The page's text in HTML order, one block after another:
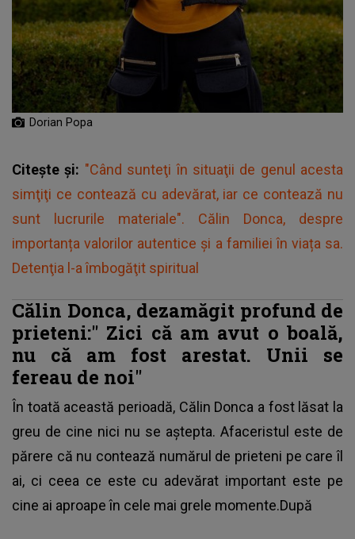
Dorian Popa
Citește și: "Când sunteţi în situaţii de genul acesta
simţiţi ce contează cu adevărat, iar ce contează nu
sunt lucrurile materiale". Călin Donca, despre
importanța valorilor autentice și a familiei în viața sa.
Detenţia l-a îmbogăţit spiritual
Călin Donca, dezamăgit profund de
prieteni:" Zici că am avut o boală,
nu că am fost arestat. Unii se
fereau de noi"
În toată această perioadă, Călin Donca a fost lăsat la
greu de cine nici nu se aștepta. Afaceristul este de
părere că nu contează numărul de prieteni pe care îl
ai, ci ceea ce este cu adevărat important este pe
cine ai aproape în cele mai grele momente.După